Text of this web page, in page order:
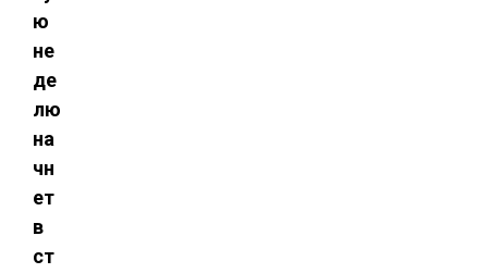
ю
не
де
лю
на
чн
ет
в
ст